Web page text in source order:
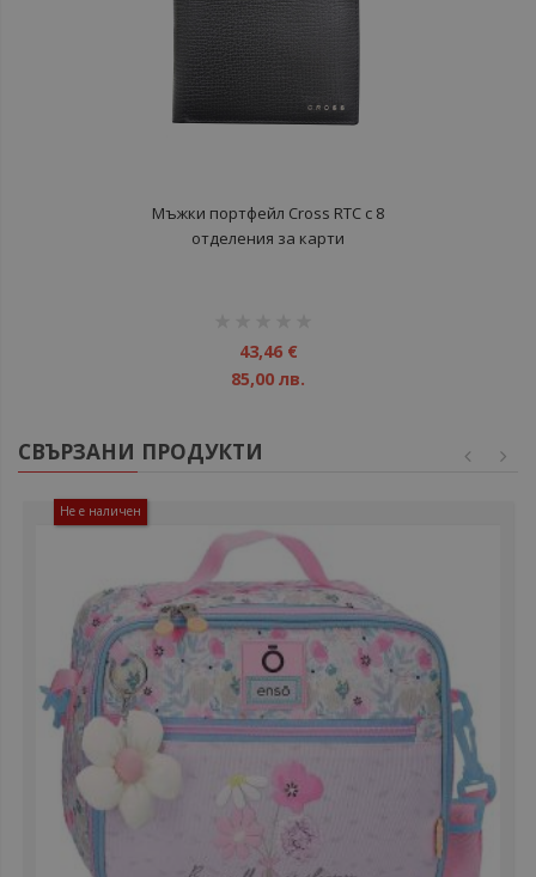
Мъжки портфейл Cross RTC с 8
отделения за карти
43,46 €
85,00 лв.
СВЪРЗАНИ ПРОДУКТИ
Не е наличен